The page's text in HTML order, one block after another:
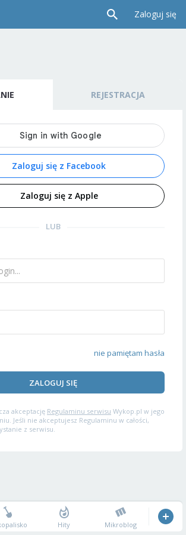
Zaloguj się
REJESTRACJA
Zaloguj się z Facebook
Zaloguj się z Apple
LUB
nie pamiętam hasła
ZALOGUJ SIĘ
akceptację Regulaminu serwisu Wykop.pl w jego
Jeśli nie akceptujesz Regulaminu w całości,
z serwisu.
Hity Mikroblog